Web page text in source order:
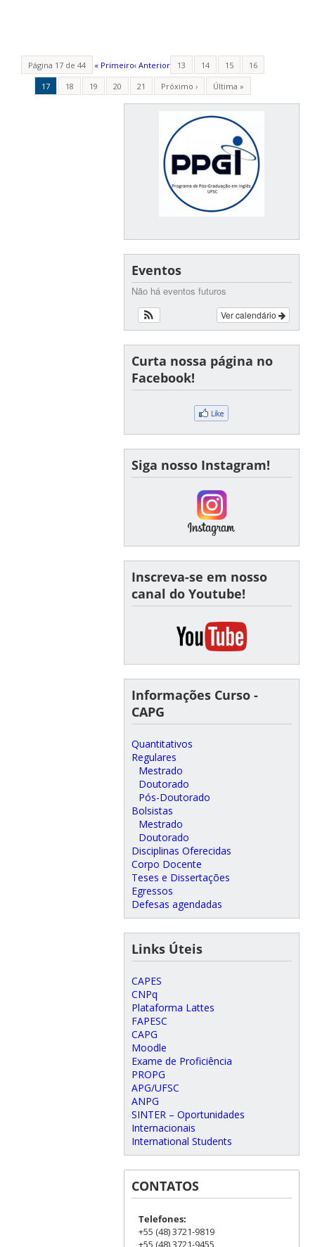
Página 17 de 44 « Primeiro‹ Anterior 13 14 15
16
17
18 19 20 21 Próximo › Última »
Eventos
Não há eventos futuros
Ver calendário
Curta nossa página no
Facebook!
Siga nosso Instagram!
Inscreva-se em nosso
canal do Youtube!
Informações Curso -
CAPG
Quantitativos
Regulares
Mestrado
Doutorado
Pós-Doutorado
Bolsistas
Mestrado
Doutorado
Disciplinas Oferecidas
Corpo Docente
Teses e Dissertações
Egressos
Defesas agendadas
Links Úteis
CAPES
CNPq
Plataforma Lattes
FAPESC
CAPG
Moodle
Exame de Proficiência
PROPG
APG/UFSC
ANPG
SINTER – Oportunidades
Internacionais
International Students
CONTATOS
Telefones:
+55 (48) 3721-9819
+55 (48) 3721-9455